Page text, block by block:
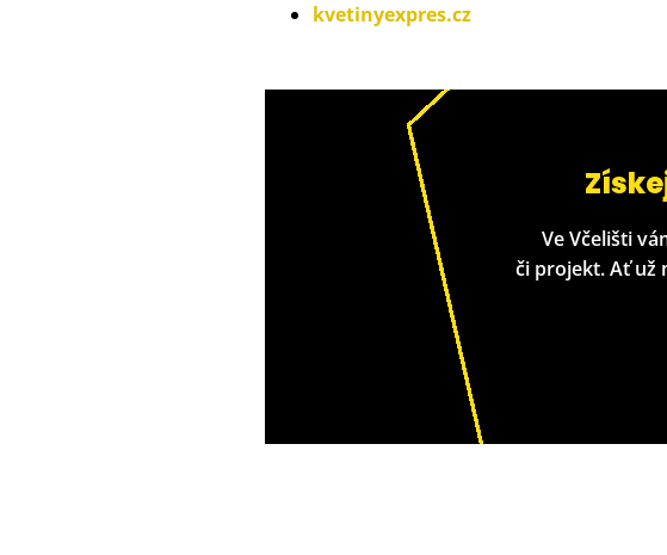
kvetinyexpres.cz
Ve Včelišti
či projekt. Ať už